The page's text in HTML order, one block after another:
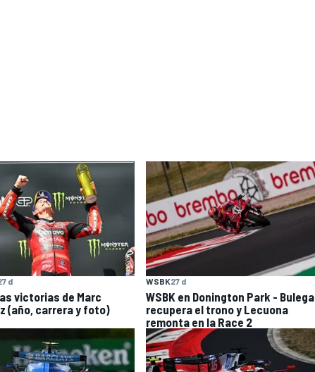
d
victorias de Marc
(año, carrera y foto)
WSBK27 d
WSBK en Donington Park - Bulega
recupera el trono y Lecuona
remonta en la Race 2